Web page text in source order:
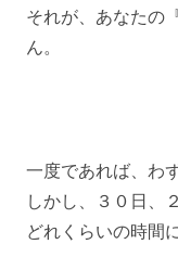
それが、あなたの
ん。
一度であれば、わ
しかし、３０日、
どれくらいの時間